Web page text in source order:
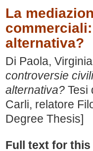
La
alternativa?
Di Paola, Virginia
controversie
alternativa? Tesi
Carli, relatore
Degree Thesis]
Full text for